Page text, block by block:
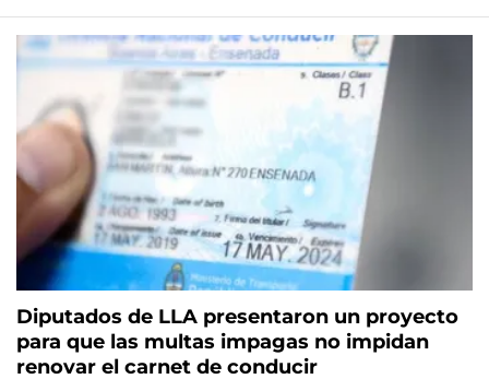
Diputados de LLA presentaron un proyecto
para que las multas impagas no impidan
renovar el carnet de conducir